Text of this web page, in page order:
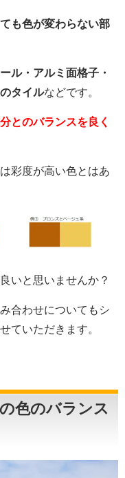
も色が変わらない部
ル・アルミ面格子・
タイルなどです。
とのバランスを良く
彩度が高い色とはあ
いと思いませんか？
合わせについてもシ
ていただきます。
色のバランス